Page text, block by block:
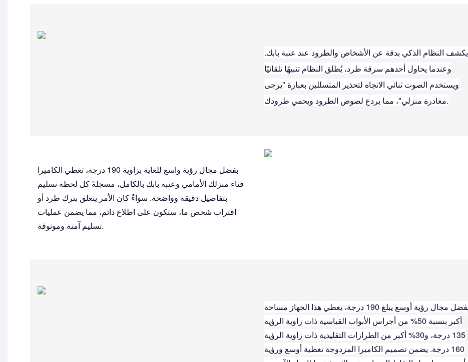
يكشف النظام الذكي بدقة عن الأشخاص والطرود عند عتبة بابك.
وعندما يحاول أحدهم سرقة طرد، يُطلق النظام تنبيهًا تلقائيًا
ويستخدم الصوت ثنائي الاتجاه لتحذير المتسللين بعبارة "يرجى
مغادرة منزلي"، مما يردع لصوص الطرود ويحمي طرودك.
بفضل مجال رؤية واسع للغاية بزاوية 190 درجة، تغطي الكاميرا
فناء منزلك الأمامي وعتبة بابك بالكامل، مسجلةً كل لحظة تسليم
بتفاصيل دقيقة وواضحة. سواءً كان الأمر يتعلق بترك طرد أو
اقتراب شخص ما، ستكون على اطلاع دائم، مما يضمن عمليات
تسليم آمنة وموثوقة.
بفضل مجال رؤية أوسع يبلغ 190 درجة، يغطي هذا الجهاز مساحة
أكبر بنسبة 50% من أجراس الأبواب القياسية ذات زاوية الرؤية
135 درجة، و30% أكبر من الطرازات التقليدية ذات زاوية الرؤية
160 درجة. يضمن تصميم الكاميرا المزدوجة تغطية أوسع ورؤية